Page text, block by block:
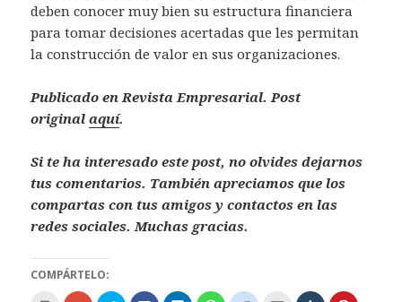
deben conocer muy bien su estructura financiera
para tomar decisiones acertadas que les permitan
la construcción de valor en sus organizaciones.
Publicado en Revista Empresarial. Post
originalaquí.
Si te ha interesado este post, no olvides dejarnos
tus comentarios. También apreciamos que los
compartas con tus amigos y contactos en las
redes sociales. Muchas gracias.
COMPÁRTELO: